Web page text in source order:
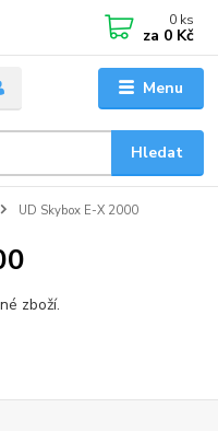
Menu
Hledat
0 ks
za 0 Kč
UD Skybox E-X 2000
zboží.